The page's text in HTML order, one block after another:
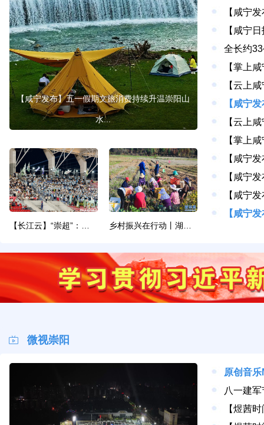
【咸宁发布】五一假期文旅消费持续升温崇阳山
水...
【长江云】“崇超”：球票5元，热爱无价 乡村振兴在行动丨湖北崇阳：以多元路径解锁乡村...
微视崇阳
原创音
八一建
【煜茜